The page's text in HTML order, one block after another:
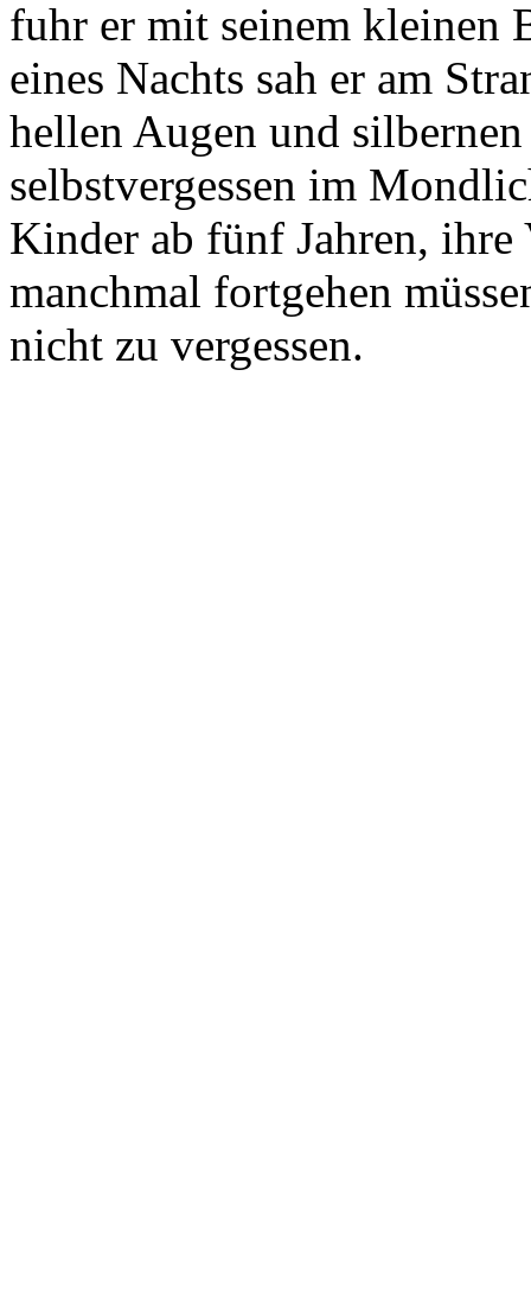
fuhr er mit seinem kleinen
eines Nachts sah er am
hellen Augen und
selbstvergessen im
Kinder ab fünf Jahren,
manchmal fortgehen
nicht zu vergessen.